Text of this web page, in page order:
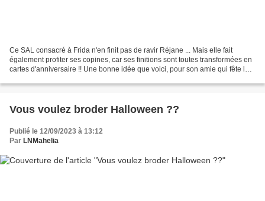
Ce SAL consacré à Frida n'en finit pas de ravir Réjane ... Mais elle fait
également profiter ses copines, car ses finitions sont toutes transformées en
cartes d'anniversaire !! Une bonne idée que voici, pour son amie qui fête le
Vous voulez broder Halloween ??
Publié le 12/09/2023 à 13:12
Par LNMahelia